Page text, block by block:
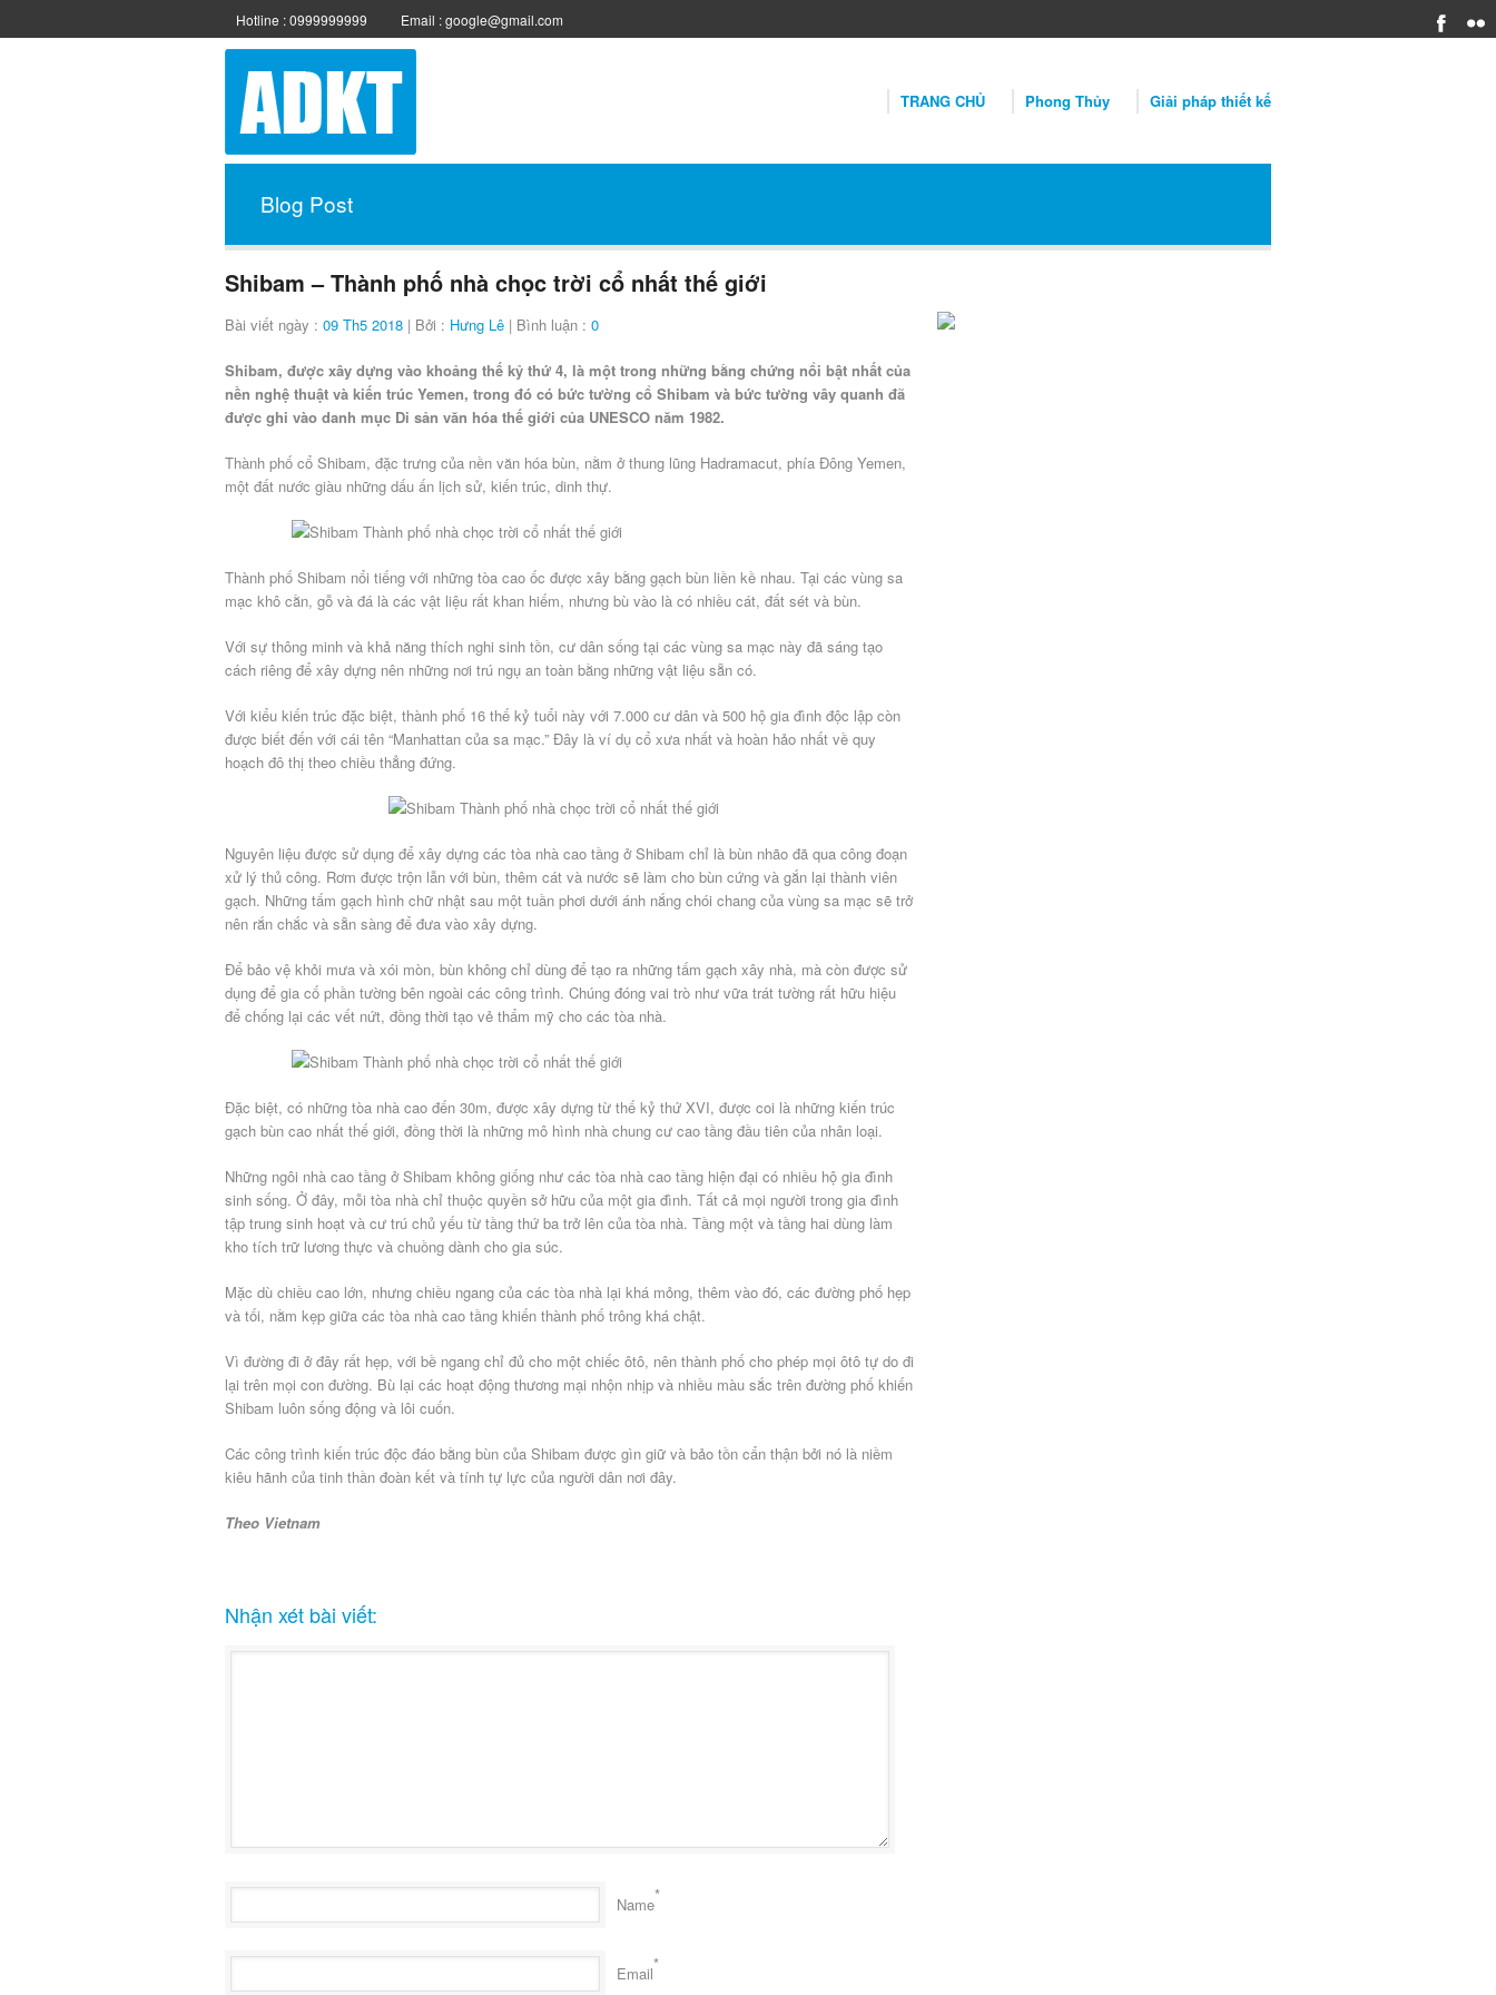
Hotline : 0999999999 Email : google@gmail.com
TRANG CHỦ Phong Thủy Giải pháp thiết kế
Blog Post
Shibam – Thành phố nhà chọc trời cổ nhất thế giới
Bài viết ngày : 09 Th5 2018 | Bởi : Hưng Lê | Bình luận : 0
Shibam, được xây dựng vào khoảng thế kỷ thứ 4, là một trong những bằng chứng nổi bật nhất của
nền nghệ thuật và kiến trúc Yemen, trong đó có bức tường cổ Shibam và bức tường vây quanh đã
được ghi vào danh mục Di sản văn hóa thế giới của UNESCO năm 1982.
Thành phố cổ Shibam, đặc trưng của nền văn hóa bùn, nằm ở thung lũng Hadramacut, phía Đông Yemen,
một đất nước giàu những dấu ấn lịch sử, kiến trúc, dinh thự.
Thành phố Shibam nổi tiếng với những tòa cao ốc được xây bằng gạch bùn liền kề nhau. Tại các vùng sa
mạc khô cằn, gỗ và đá là các vật liệu rất khan hiếm, nhưng bù vào là có nhiều cát, đất sét và bùn.
Với sự thông minh và khả năng thích nghi sinh tồn, cư dân sống tại các vùng sa mạc này đã sáng tạo
cách riêng để xây dựng nên những nơi trú ngụ an toàn bằng những vật liệu sẵn có.
Với kiểu kiến trúc đặc biệt, thành phố 16 thế kỷ tuổi này với 7.000 cư dân và 500 hộ gia đình độc lập còn
được biết đến với cái tên “Manhattan của sa mạc.” Đây là ví dụ cổ xưa nhất và hoàn hảo nhất về quy
hoạch đô thị theo chiều thẳng đứng.
Nguyên liệu được sử dụng để xây dựng các tòa nhà cao tầng ở Shibam chỉ là bùn nhão đã qua công đoạn
xử lý thủ công. Rơm được trộn lẫn với bùn, thêm cát và nước sẽ làm cho bùn cứng và gắn lại thành viên
gạch. Những tấm gạch hình chữ nhật sau một tuần phơi dưới ánh nắng chói chang của vùng sa mạc sẽ trở
nên rắn chắc và sẵn sàng để đưa vào xây dựng.
Để bảo vệ khỏi mưa và xói mòn, bùn không chỉ dùng để tạo ra những tấm gạch xây nhà, mà còn được sử
dụng để gia cố phần tường bên ngoài các công trình. Chúng đóng vai trò như vữa trát tường rất hữu hiệu
để chống lại các vết nứt, đồng thời tạo vẻ thẩm mỹ cho các tòa nhà.
Đặc biệt, có những tòa nhà cao đến 30m, được xây dựng từ thế kỷ thứ XVI, được coi là những kiến trúc
gạch bùn cao nhất thế giới, đồng thời là những mô hình nhà chung cư cao tầng đầu tiên của nhân loại.
Những ngôi nhà cao tầng ở Shibam không giống như các tòa nhà cao tầng hiện đại có nhiều hộ gia đình
sinh sống. Ở đây, mỗi tòa nhà chỉ thuộc quyền sở hữu của một gia đình. Tất cả mọi người trong gia đình
tập trung sinh hoạt và cư trú chủ yếu từ tầng thứ ba trở lên của tòa nhà. Tầng một và tầng hai dùng làm
kho tích trữ lương thực và chuồng dành cho gia súc.
Mặc dù chiều cao lớn, nhưng chiều ngang của các tòa nhà lại khá mỏng, thêm vào đó, các đường phố hẹp
và tối, nằm kẹp giữa các tòa nhà cao tầng khiến thành phố trông khá chật.
Vì đường đi ở đây rất hẹp, với bề ngang chỉ đủ cho một chiếc ôtô, nên thành phố cho phép mọi ôtô tự do đi
lại trên mọi con đường. Bù lại các hoạt động thương mại nhộn nhịp và nhiều màu sắc trên đường phố khiến
Shibam luôn sống động và lôi cuốn.
Các công trình kiến trúc độc đáo bằng bùn của Shibam được gìn giữ và bảo tồn cẩn thận bởi nó là niềm
kiêu hãnh của tinh thần đoàn kết và tính tự lực của người dân nơi đây.
Theo Vietnam
Nhận xét bài viết:
Name*
Email*